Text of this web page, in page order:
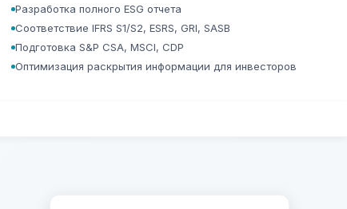
Разработка полного ESG отчета
Соответствие IFRS S1/S2, ESRS, GRI, SASB
Подготовка S&P CSA, MSCI, CDP
Оптимизация раскрытия информации для инвесторов